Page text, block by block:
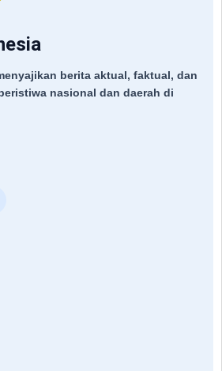
berita aktual, faktual, dan
nasional dan daerah di